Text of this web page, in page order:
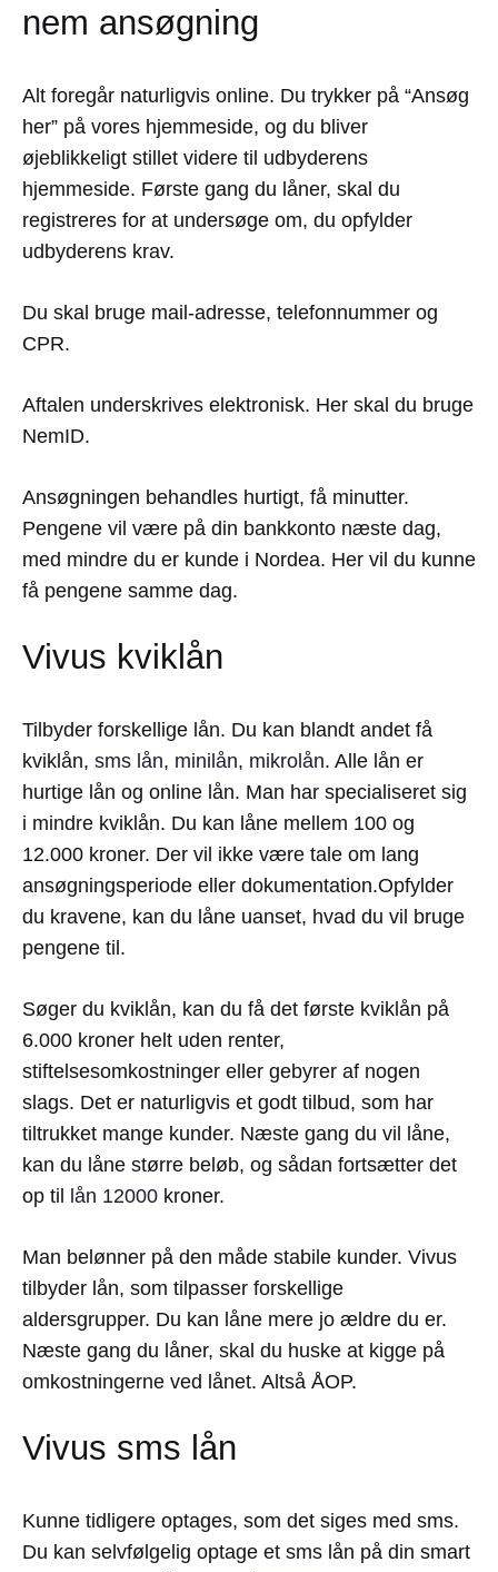
nem ansøgning
Alt foregår naturligvis online. Du trykker på “Ansøg
her” på vores hjemmeside, og du bliver
øjeblikkeligt stillet videre til udbyderens
hjemmeside. Første gang du låner, skal du
registreres for at undersøge om, du opfylder
udbyderens krav.
Du skal bruge mail-adresse, telefonnummer og
CPR.
Aftalen underskrives elektronisk. Her skal du bruge
NemID.
Ansøgningen behandles hurtigt, få minutter.
Pengene vil være på din bankkonto næste dag,
med mindre du er kunde i Nordea. Her vil du kunne
få pengene samme dag.
Vivus kviklån
Tilbyder forskellige lån. Du kan blandt andet få
kviklån, sms lån, minilån, mikrolån. Alle lån er
hurtige lån og online lån. Man har specialiseret sig
i mindre kviklån. Du kan låne mellem 100 og
12.000 kroner. Der vil ikke være tale om lang
ansøgningsperiode eller dokumentation.Opfylder
du kravene, kan du låne uanset, hvad du vil bruge
pengene til.
Søger du kviklån, kan du få det første kviklån på
6.000 kroner helt uden renter,
stiftelsesomkostninger eller gebyrer af nogen
slags. Det er naturligvis et godt tilbud, som har
tiltrukket mange kunder. Næste gang du vil låne,
kan du låne større beløb, og sådan fortsætter det
op til
lån 12000 kroner.
Man belønner på den måde stabile kunder. Vivus
tilbyder lån, som tilpasser forskellige
aldersgrupper. Du kan låne mere jo ældre du er.
Næste gang du låner, skal du huske at kigge på
omkostningerne ved lånet. Altså ÅOP.
Vivus sms lån
Kunne tidligere optages, som det siges med sms.
Du kan selvfølgelig optage et sms lån på din smart